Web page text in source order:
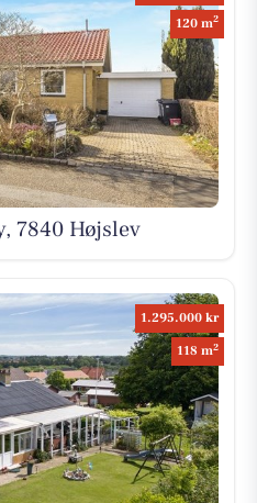
120 m2
7840 Højslev
1.295.000 kr
118 m2